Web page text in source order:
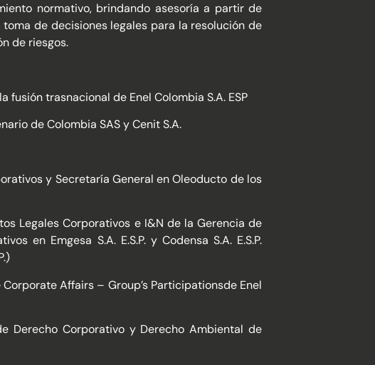
normativo, brindando asesoría a partir de
de decisiones legales para la resolución de
de riesgos.
fusión trasnacional de Enel Colombia S.A. ESP
de Colombia SAS y Cenit S.A.
y Secretaría General en Oleoducto de los
Legales Corporativos e I&N de la Gerencia de
en Emgesa S.A. E.S.P. y Codensa S.A. E.S.P.
Affairs – Group’s Participationsde Enel
Derecho Corporativo y Derecho Ambiental de